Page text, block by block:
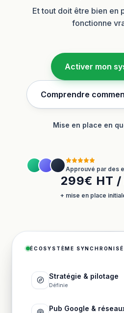
Et tout doit être bien en
fonctionne
Activer mon
Comprendre
Mise en place en
Approuvé par des
299€ HT /
+ mise en place
ÉCOSYSTÈME SYNCHRONISÉ
Stratégie & pilotage
Définie
Pub Google &